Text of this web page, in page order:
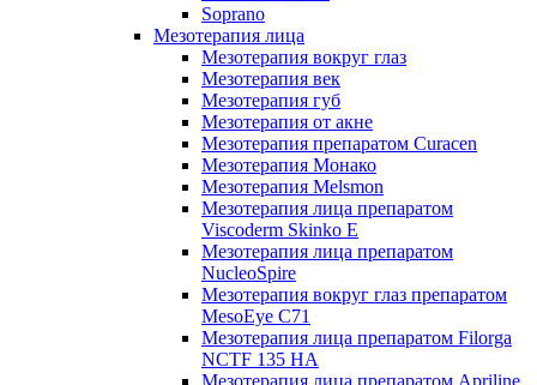
Soprano
Мезотерапия лица
Мезотерапия вокруг глаз
Мезотерапия век
Мезотерапия губ
Мезотерапия от акне
Мезотерапия препаратом Curacen
Мезотерапия Монако
Мезотерапия Melsmon
Мезотерапия лица препаратом
Viscoderm Skinko E
Мезотерапия лица препаратом
NucleoSpire
Мезотерапия вокруг глаз препаратом
MesoEye С71
Мезотерапия лица препаратом Filorga
NCTF 135 HA
Мезотерапия лица препаратом Apriline